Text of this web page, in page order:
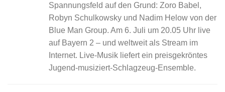
Spannungsfeld auf den Grund: Zoro Babel,
Robyn Schulkowsky und Nadim Helow von der
Blue Man Group. Am 6. Juli um 20.05 Uhr live
auf Bayern 2 – und weltweit als Stream im
Internet. Live-Musik liefert ein preisgekröntes
Jugend-musiziert-Schlagzeug-Ensemble.